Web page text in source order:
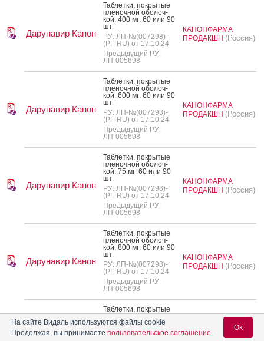
Дарунавир Канон
Таб­летки, пок­ры­тые
пле­ноч­ной обо­лоч­
кой, 400 мг: 60 или 90
шт.
РУ: ЛП-№(007298)-
(РГ-RU) от 17.10.24
Предыдущий РУ:
ЛП-005698
КАНОНФАРМА
ПРОДАКШН (Россия)
Дарунавир Канон
Таб­летки, пок­ры­тые
пле­ноч­ной обо­лоч­
кой, 600 мг: 60 или 90
шт.
РУ: ЛП-№(007298)-
(РГ-RU) от 17.10.24
Предыдущий РУ:
ЛП-005698
КАНОНФАРМА
ПРОДАКШН (Россия)
Дарунавир Канон
Таб­летки, пок­ры­тые
пле­ноч­ной обо­лоч­
кой, 75 мг: 60 или 90
шт.
РУ: ЛП-№(007298)-
(РГ-RU) от 17.10.24
Предыдущий РУ:
ЛП-005698
КАНОНФАРМА
ПРОДАКШН (Россия)
Дарунавир Канон
Таб­летки, пок­ры­тые
пле­ноч­ной обо­лоч­
кой, 800 мг: 60 или 90
шт.
РУ: ЛП-№(007298)-
(РГ-RU) от 17.10.24
Предыдущий РУ:
ЛП-005698
КАНОНФАРМА
ПРОДАКШН (Россия)
Таб­летки, пок­ры­тые
пле­ноч­ной обо­лоч­
кой, 400 мг: 60 шт.
РУ: ЛП-№(002092)-
На сайте Видаль используются файлы cookie
Продолжая, вы принимаете пользовательское соглашение.
Ok